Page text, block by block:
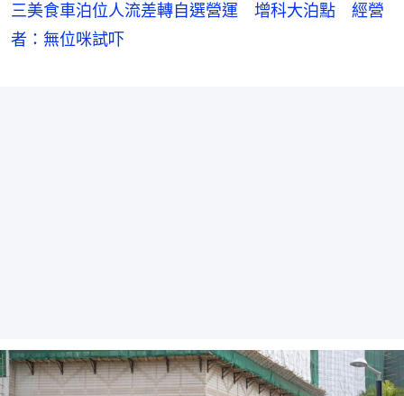
三美食車泊位人流差轉自選營運 增科大泊點 經營
者：無位咪試吓